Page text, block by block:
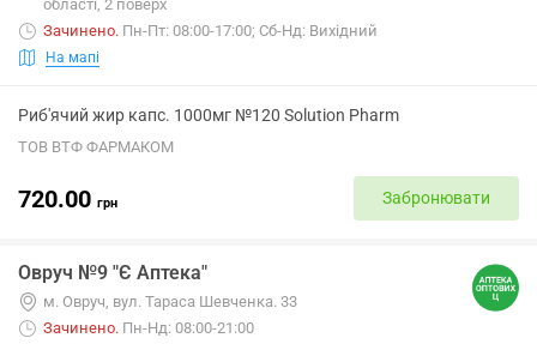
області, 2 поверх
Зачинено. Пн-Пт: 08:00-17:00; Сб-Нд: Вихідний
На мапі
Риб'ячий жир капс. 1000мг №120 Solution Pharm
ТОВ ВТФ ФАРМАКОМ
720.00 грн Забронювати
Овруч №9 "Є Аптека"
м. Овруч, вул. Тараса Шевченка. 33
Зачинено. Пн-Нд: 08:00-21:00